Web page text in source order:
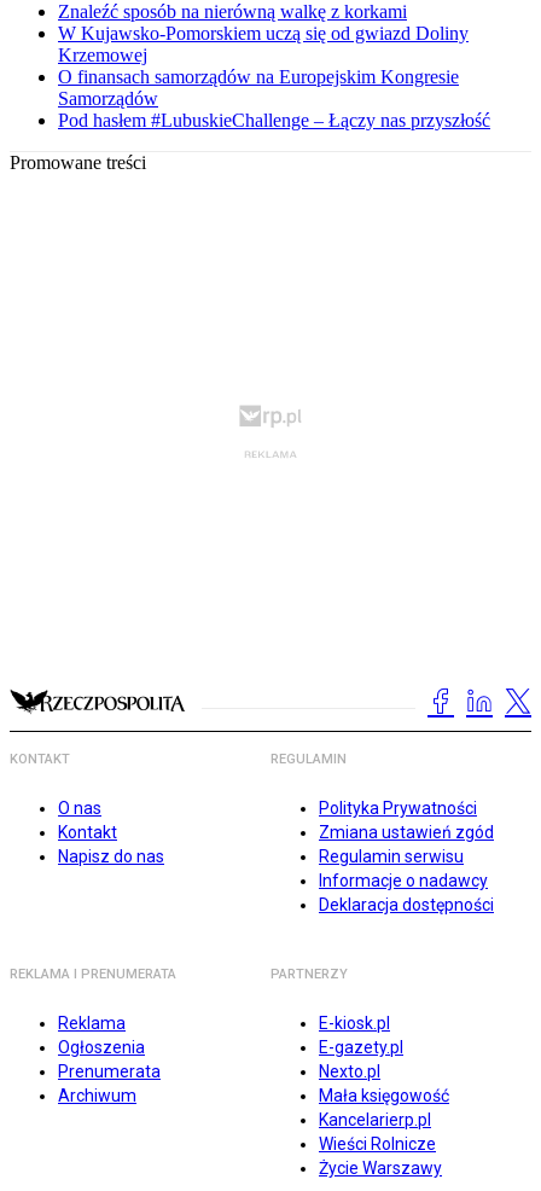
Znaleźć sposób na nierówną walkę z korkami
W Kujawsko-Pomorskiem uczą się od gwiazd Doliny
Krzemowej
O finansach samorządów na Europejskim Kongresie
Samorządów
Pod hasłem #LubuskieChallenge – Łączy nas przyszłość
Promowane treści
KONTAKT
O nas
Kontakt
Napisz do nas
REGULAMIN
Polityka Prywatności
Zmiana ustawień zgód
Regulamin serwisu
Informacje o nadawcy
Deklaracja dostępności
REKLAMA I PRENUMERATA
Reklama
Ogłoszenia
Prenumerata
Archiwum
PARTNERZY
E-kiosk.pl
E-gazety.pl
Nexto.pl
Mała księgowość
Kancelarierp.pl
Wieści Rolnicze
Życie Warszawy